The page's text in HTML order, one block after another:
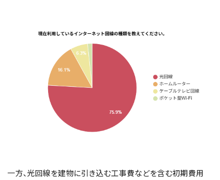
一方、光回線を建物に引き込む工事費などを含む初期費用